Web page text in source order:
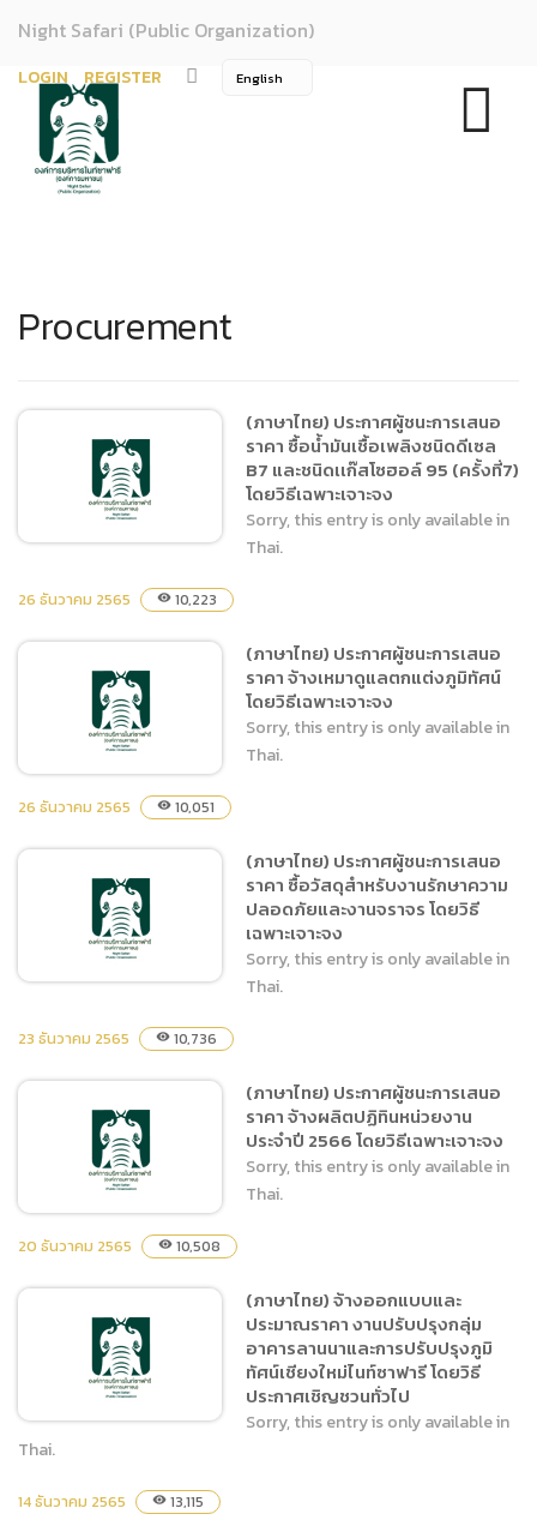
Night Safari (Public Organization)
LOGIN REGISTER
Procurement
เสนอราคา ซื้อน้ำมันเชื้อเพลิง
ชนิดดีเซล B7 และชนิดเเก๊ส
โซฮอล์ 95 (ครั้งที่7) โดยวิธี
เฉพาะเจาะจง
(ภาษาไทย) ประกาศผู้ชนะการเสนอ
ราคา ซื้อน้ำมันเชื้อเพลิงชนิดดีเซล
B7 และชนิดเเก๊สโซฮอล์ 95 (ครั้งที่7)
โดยวิธีเฉพาะเจาะจง
Sorry, this entry is only available in
Thai.
26 ธันวาคม 2565 visibility 10,223
(ภาษาไทย) ประกาศผู้ชนะการ
เสนอราคา จ้างเหมาดูแล
ตกแต่งภูมิทัศน์ โดยวิธีเฉพาะ
(ภาษาไทย) ประกาศผู้ชนะการเสนอ
ราคา จ้างเหมาดูแลตกแต่งภูมิทัศน์
โดยวิธีเฉพาะเจาะจง
Sorry, this entry is only available in
Thai.
26 ธันวาคม 2565 visibility 10,051
เสนอราคา ซื้อวัสดุสำหรับงาน
รักษาความปลอดภัยและงาน
จราจร โดยวิธีเฉพาะเจาะจง
(ภาษาไทย) ประกาศผู้ชนะการเสนอ
ราคา ซื้อวัสดุสำหรับงานรักษาความ
ปลอดภัยและงานจราจร โดยวิธี
เฉพาะเจาะจง
Sorry, this entry is only available in
Thai.
23 ธันวาคม 2565 visibility 10,736
(ภาษาไทย) ประกาศผู้ชนะการ
เสนอราคา จ้างผลิตปฏิทิน
หน่วยงาน ประจำปี 2566 โดย
วิธีเฉพาะเจาะจง
(ภาษาไทย) ประกาศผู้ชนะการเสนอ
ราคา จ้างผลิตปฏิทินหน่วยงาน
ประจำปี 2566 โดยวิธีเฉพาะเจาะจง
Sorry, this entry is only available in
Thai.
20 ธันวาคม 2565 visibility 10,508
(ภาษาไทย) จ้างออกแบบและ
(ภาษาไทย) จ้างออกแบบและ
ประมาณราคา งานปรับปรุงกลุ่ม
อาคารลานนาและการปรับปรุงภูมิ
ทัศน์เชียงใหม่ไนท์ซาฟารี โดยวิธี
ประกาศเชิญชวนทั่วไป
Sorry, this entry is only available in
Thai.
14 ธันวาคม 2565 visibility 13,115